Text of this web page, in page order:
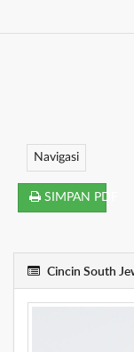
Navigasi
SIMPAN PDF
Cincin South